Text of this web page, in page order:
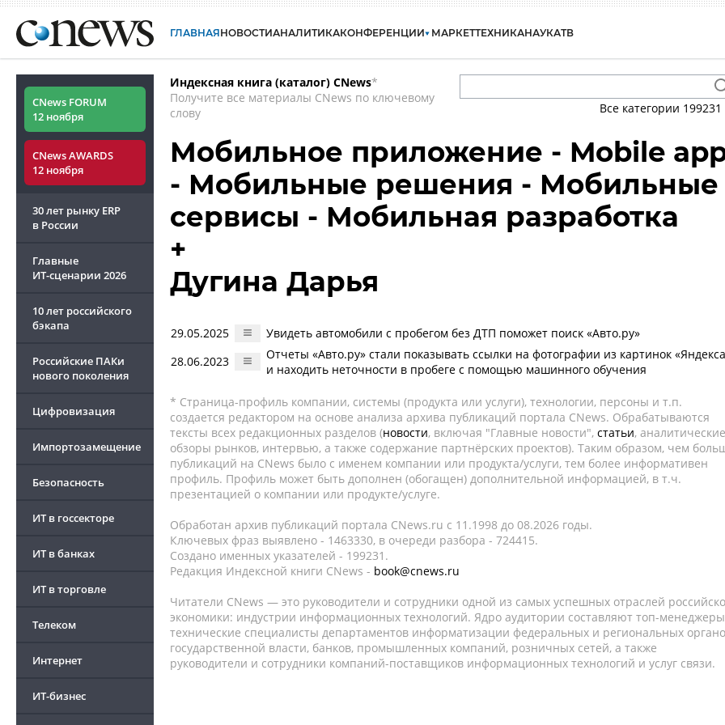
ГЛАВНАЯНОВОСТИАНАЛИТИКАКОНФЕРЕНЦИИ МАРКЕТТЕХНИКАНАУКАТВ
CNews FORUM
12 ноября
CNews AWARDS
12 ноября
30 лет рынку ERP
в России
Главные
ИТ-сценарии 2026
10 лет российского
бэкапа
Российские ПАКи
нового поколения
Цифровизация
Импортозамещение
Безопасность
ИТ в госсекторе
ИТ в банках
ИТ в торговле
Телеком
Интернет
ИТ-бизнес
Индексная книга (каталог) CNews*
Получите все материалы CNews по ключевому
слову
Все категории 199231
Мобильное приложение - Mobile
- Мобильные решения - Мобильные
сервисы - Мобильная разработка
+
Дугина Дарья
29.05.2025
Увидеть автомобили с пробегом без ДТП поможет поиск «Авто.ру»
28.06.2023
Отчеты «Авто.ру» стали показывать ссылки на фотографии из картинок
и находить неточности в пробеге с помощью машинного обучения
* Страница-профиль компании, системы (продукта или услуги), технологии, персоны и т.п.
создается редактором на основе анализа архива публикаций портала CNews. Обрабатываются
тексты всех редакционных разделов (новости, включая "Главные новости", статьи, аналитические
обзоры рынков, интервью, а также содержание партнёрских проектов). Таким образом, чем
публикаций на CNews было с именем компании или продукта/услуги, тем более информативен
профиль. Профиль может быть дополнен (обогащен) дополнительной информацией, в т.ч.
презентацией о компании или продукте/услуге.
Обработан архив публикаций портала CNews.ru c 11.1998 до 08.2026 годы.
Ключевых фраз выявлено - 1463330, в очереди разбора - 724415.
Создано именных указателей - 199231.
Редакция Индексной книги CNews - book@cnews.ru
Читатели CNews — это руководители и сотрудники одной из самых успешных отраслей
экономики: индустрии информационных технологий. Ядро аудитории составляют топ-
технические специалисты департаментов информатизации федеральных и региональных
государственной власти, банков, промышленных компаний, розничных сетей, а также
руководители и сотрудники компаний-поставщиков информационных технологий и услуг связи.